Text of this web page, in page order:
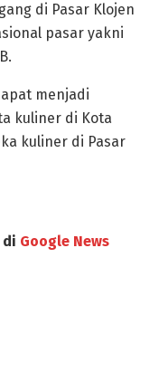
di Pasar Klojen
pasar yakni
menjadi
kuliner di Kota
kuliner di Pasar
di Google News